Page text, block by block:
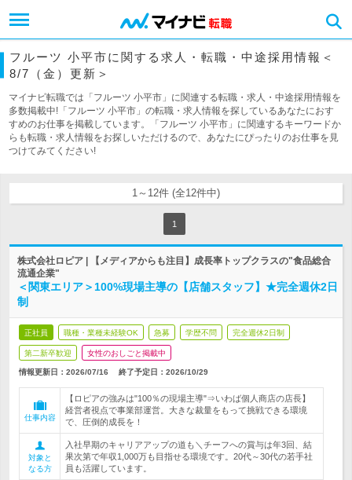
フルーツ 小平市に関する求人・転職・中途採用情報＜
8/7（金）更新＞
マイナビ転職では「フルーツ 小平市」に関連する転職・求人・中途採用情報を
多数掲載中!「フルーツ 小平市」の転職・求人情報を探しているあなたにおす
すめのお仕事を掲載しています。「フルーツ 小平市」に関連するキーワードか
らも転職・求人情報をお探しいただけるので、あなたにぴったりのお仕事を見
つけてみてください!
1～12件 (全12件中)
1
株式会社ロピア | 【メディアからも注目】成長率トップクラスの"食品総合
流通企業"
＜関東エリア＞100%現場主導の【店舗スタッフ】★完全週休2日
制
正社員 職種・業種未経験OK 急募 学歴不問 完全週休2日制
第二新卒歓迎 女性のおしごと掲載中
情報更新日：2026/07/16 終了予定日： 2026/10/29
仕事内容
【ロピアの強みは"100％の現場主導"⇒いわば個人商店の店長】
経営者視点で事業部運営。大きな裁量をもって挑戦できる環境
で、圧倒的成長を！
対象と
なる方
入社早期のキャリアアップの道も＼チーフへの賞与は年3回、結
果次第で年収1,000万も目指せる環境です。20代～30代の若手社
員も活躍しています。